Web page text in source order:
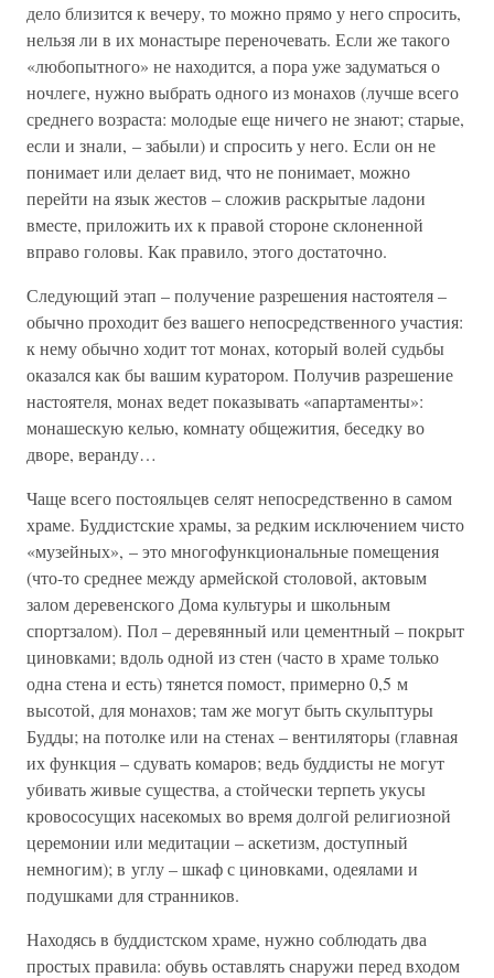
дело близится к вечеру, то можно прямо у него спросить,
нельзя ли в их монастыре переночевать. Если же такого
«любопытного» не находится, а пора уже задуматься о
ночлеге, нужно выбрать одного из монахов (лучше всего
среднего возраста: молодые еще ничего не знают; старые,
если и знали, – забыли) и спросить у него. Если он не
понимает или делает вид, что не понимает, можно
перейти на язык жестов – сложив раскрытые ладони
вместе, приложить их к правой стороне склоненной
вправо головы. Как правило, этого достаточно.
Следующий этап – получение разрешения настоятеля –
обычно проходит без вашего непосредственного участия:
к нему обычно ходит тот монах, который волей судьбы
оказался как бы вашим куратором. Получив разрешение
настоятеля, монах ведет показывать «апартаменты»:
монашескую келью, комнату общежития, беседку во
дворе, веранду…
Чаще всего постояльцев селят непосредственно в самом
храме. Буддистские храмы, за редким исключением чисто
«музейных», – это многофункциональные помещения
(что-то среднее между армейской столовой, актовым
залом деревенского Дома культуры и школьным
спортзалом). Пол – деревянный или цементный – покрыт
циновками; вдоль одной из стен (часто в храме только
одна стена и есть) тянется помост, примерно 0,5 м
высотой, для монахов; там же могут быть скульптуры
Будды; на потолке или на стенах – вентиляторы (главная
их функция – сдувать комаров; ведь буддисты не могут
убивать живые существа, а стойчески терпеть укусы
кровососущих насекомых во время долгой религиозной
церемонии или медитации – аскетизм, доступный
немногим); в углу – шкаф с циновками, одеялами и
подушками для странников.
Находясь в буддистском храме, нужно соблюдать два
простых правила: обувь оставлять снаружи перед входом